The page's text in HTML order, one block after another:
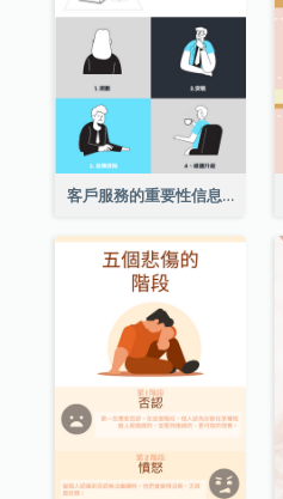
客戶服務的重要性信息圖表